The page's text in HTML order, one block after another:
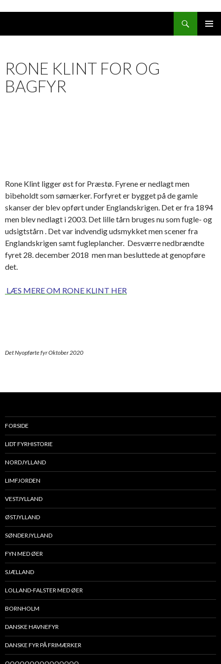
RONE KLINT FOR OG
BAGFYR
Rone Klint ligger øst for Præstø. Fyrene er nedlagt men
bibeholdt som sømærker. Forfyret er bygget på de gamle
skanser der blev opført under Englandskrigen. Det er fra 1894
men blev nedlagt i 2003. Det lille tårn bruges nu som fugle- og
udsigtstårn . Det var indvendig udsmykket men scener fra
Englandskrigen samt fugleplancher. Desværre nedbrændte
fyret 28. december 2018 men man besluttede at genopføre
det.
LÆS MERE OM RONE KLINT HER
Det Nyopførte fyr Oktober 2020
FORSIDE
LIDT FYRHISTORIE
NORDJYLLAND
LIMFJORDEN
VESTJYLLAND
ØSTJYLLAND
SØNDERJYLLAND
FYN MED ØER
SJÆLLAND
LOLLAND-FALSTER MED ØER
BORNHOLM
DANSKE HAVNEFYR
DANSKE FYR PÅ FRIMÆRKER